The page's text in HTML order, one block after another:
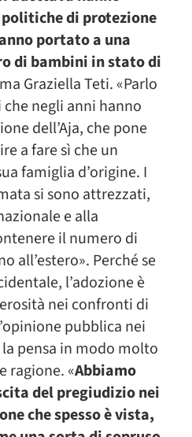
di protezione
portato a una
di bambini in stato di
Graziella Teti. «Parlo
negli anni hanno
dell’Aja, che pone
a fare sì che un
famiglia d’origine. I
si sono attrezzati,
e alla
il numero di
all’estero». Perché se
l’adozione è
nei confronti di
pubblica nei
pensa in modo molto
ragione. «Abbiamo
del pregiudizio nei
che spesso è vista,